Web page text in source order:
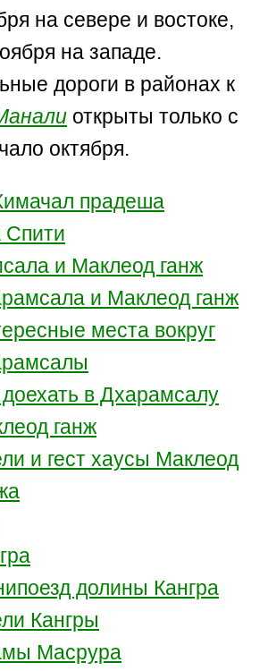
на севере и востоке,
на западе.
дороги в районах к
открыты только с
октября.
прадеша
Спити
и Маклеод ганж
и Маклеод ганж
места вокруг
доехать в Дхарамсалу
ганж
и гест хаусы Маклеод
долины Кангра
Кангры
Масрура